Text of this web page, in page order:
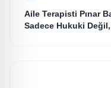
Aile Terapisti Pınar
Sadece Hukuki